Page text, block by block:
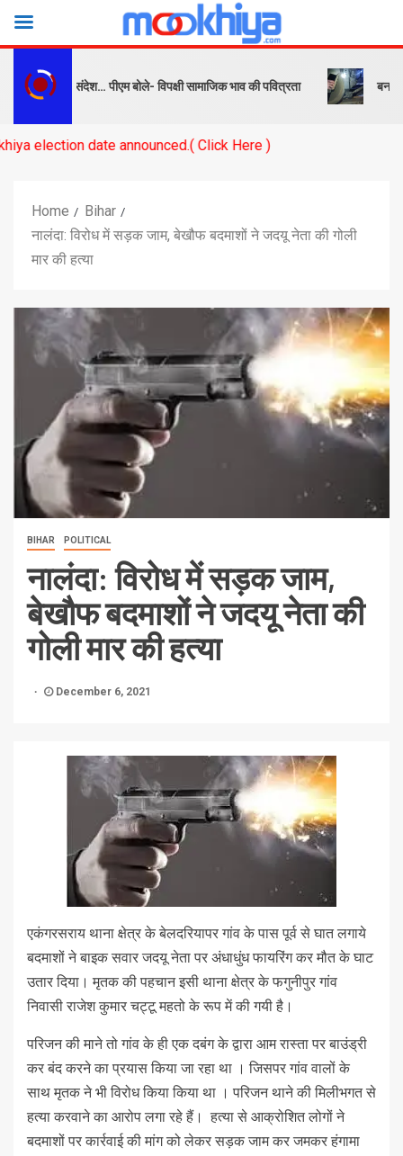
और संदेश… पीएम बोले- विपक्षी सामाजिक भाव की पवित्रता बनारस
date announced.( Click Here )
Home
Bihar
नालंदा: विरोध में सड़क जाम, बेखौफ बदमाशों ने जदयू नेता की गोली
मार की हत्या
BIHAR POLITICAL
नालंदा: विरोध में सड़क जाम,
बेखौफ बदमाशों ने जदयू नेता की
गोली मार की हत्या
December 6, 2021
एकंगरसराय थाना क्षेत्र के बेलदरियापर गांव के पास पूर्व से घात लगाये
बदमाशों ने बाइक सवार जदयू नेता पर अंधाधुंध फायरिंग कर मौत के घाट
उतार दिया। मृतक की पहचान इसी थाना क्षेत्र के फगुनीपुर गांव
निवासी राजेश कुमार चट्टू महतो के रूप में की गयी है।
परिजन की माने तो गांव के ही एक दबंग के द्वारा आम रास्ता पर बाउंड्री
कर बंद करने का प्रयास किया जा रहा था । जिसपर गांव वालों के
साथ मृतक ने भी विरोध किया किया था । परिजन थाने की मिलीभगत से
हत्या करवाने का आरोप लगा रहे हैं। हत्या से आक्रोशित लोगों ने
बदमाशों पर कार्रवाई की मांग को लेकर सड़क जाम कर जमकर हंगामा